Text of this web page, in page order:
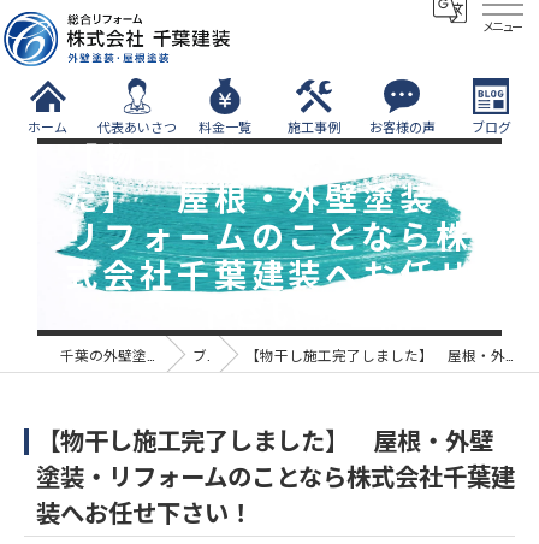
メニュー
ホーム 代表あいさつ 料金一覧 施工事例 お客様の声 ブログ
【物干し施工完了しまし
た】 屋根・外壁塗装・
リフォームのことなら株
式会社千葉建装へお任せ
ブログ 【物干し施工完了しました】 屋根・外壁塗装・リフォームのことなら株式会社千葉建装へお任せ下さい！
【物干し施工完了しました】 屋根・外壁
塗装・リフォームのことなら株式会社千葉建
装へお任せ下さい！